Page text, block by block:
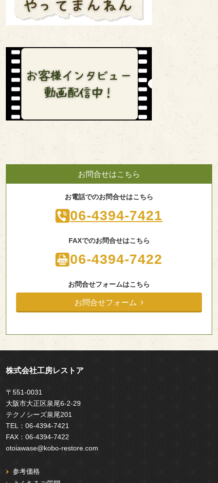
お問合せはこちら
お電話でのお問合せはこちら
06-4394-7421
FAXでのお問合せはこちら
06-4394-7422
お問合せフォームはこちら
お問合せフォーム
株式会社工房レストア
〒551-0031
大阪市大正区泉尾6-2-29
テクノシーズ泉尾201
TEL： 06-4394-7421
FAX： 06-4394-7422
otoiawase@kobo-restore.com
参考価格